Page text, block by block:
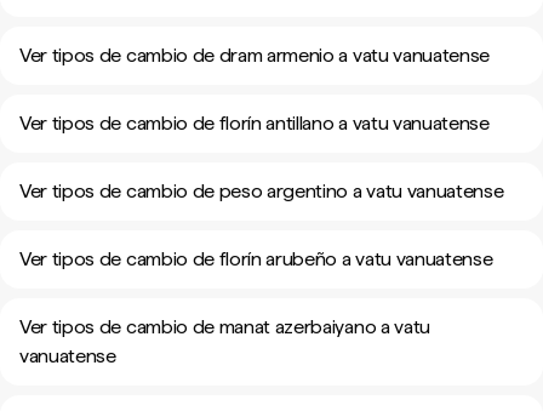
Ver tipos de cambio de dram armenio a vatu vanuatense
Ver tipos de cambio de florín antillano a vatu vanuatense
Ver tipos de cambio de peso argentino a vatu vanuatense
Ver tipos de cambio de florín arubeño a vatu vanuatense
Ver tipos de cambio de manat azerbaiyano a vatu
vanuatense